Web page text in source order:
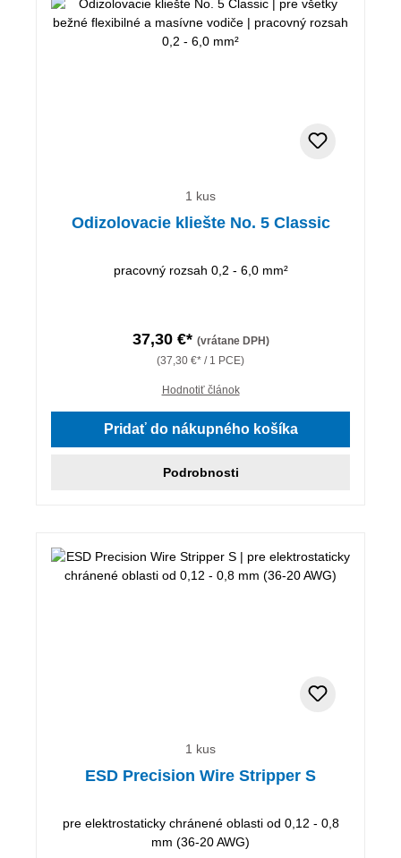
1 kus
Odizolovacie kliešte No. 5 Classic
pracovný rozsah 0,2 - 6,0 mm²
37,30 €* (vrátane DPH)
(37,30 €* / 1 PCE)
Hodnotiť článok
Pridať do nákupného košíka
Podrobnosti
1 kus
ESD Precision Wire Stripper S
pre elektrostaticky chránené oblasti od 0,12 - 0,8
mm (36-20 AWG)